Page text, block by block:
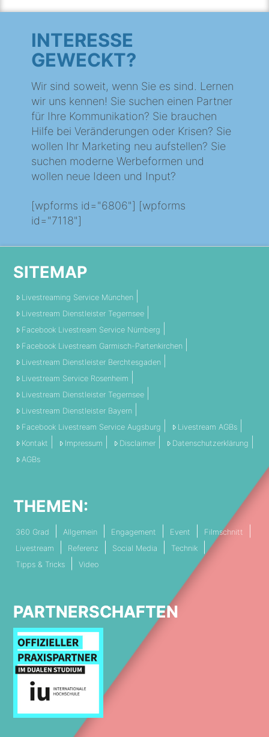
INTERESSE
GEWECKT?
Wir sind soweit, wenn Sie es sind. Lernen
wir uns kennen! Sie suchen einen Partner
für Ihre Kommunikation? Sie brauchen
Hilfe bei Veränderungen oder Krisen? Sie
wollen Ihr Marketing neu aufstellen? Sie
suchen moderne Werbeformen und
wollen neue Ideen und Input?
[wpforms id="6806"] [wpforms
id="7118"]
SITEMAP
Livestreaming Service München
Livestream Dienstleister Tegernsee
Facebook Livestream Service Nürnberg
Facebook Livestream Garmisch-Partenkirchen
Livestream Dienstleister Berchtesgaden
Livestream Service Rosenheim
Livestream Dienstleister Tegernsee
Livestream Dienstleister Bayern
Facebook Livestream Service Augsburg
Livestream AGBs
Kontakt
Impressum Disclaimer
Datenschutzerklärung
AGBs
THEMEN:
360 Grad Allgemein Engagement Event
Filmschnitt
Livestream
Referenz Social Media
Technik
Tipps & Tricks
Video
PARTNERSCHAFTEN